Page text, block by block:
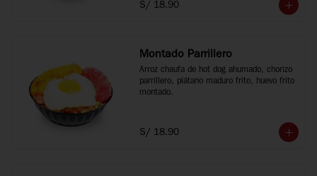
S/ 18.90
Montado Parrillero
Arroz chaufa de hot dog ahumado, chorizo
parrillero, plátano maduro frito, huevo frito
montado.
S/ 18.90